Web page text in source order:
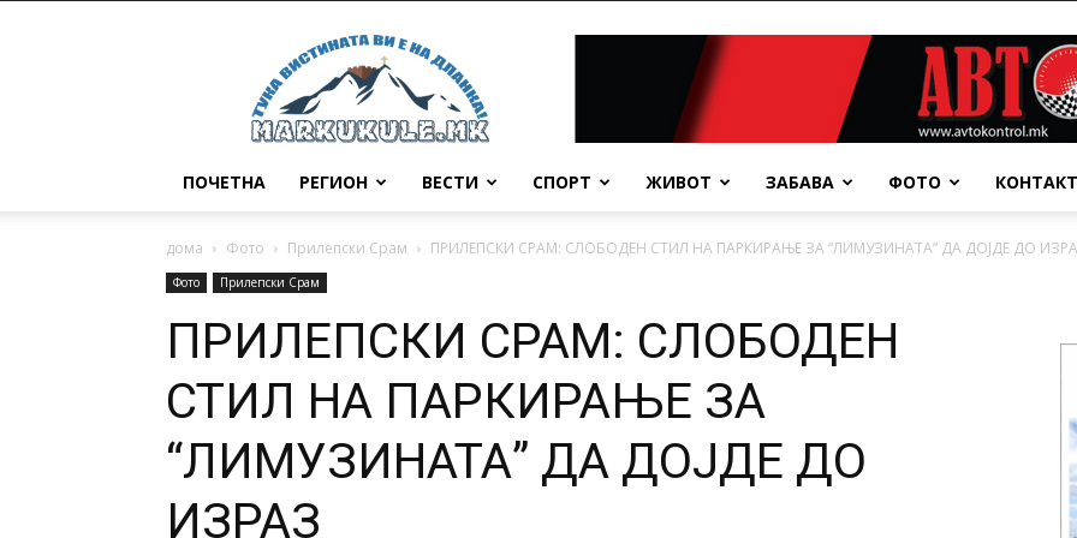
Маркукуле
ПОЧЕТНА РЕГИОН ВЕСТИ СПОРТ ЖИВОТ ЗАБАВА ФОТО КОНТАКТ
дома Фото Прилепски Срам ПРИЛЕПСКИ СРАМ: СЛОБОДЕН СТИЛ НА ПАРКИРАЊЕ ЗА “ЛИМУЗИНАТА” ДА ДОЈДЕ ДО
Фото Прилепски Срам
ПРИЛЕПСКИ СРАМ: СЛОБОДЕН
СТИЛ НА ПАРКИРАЊЕ ЗА
“ЛИМУЗИНАТА” ДА ДОЈДЕ ДО
ИЗРАЗ